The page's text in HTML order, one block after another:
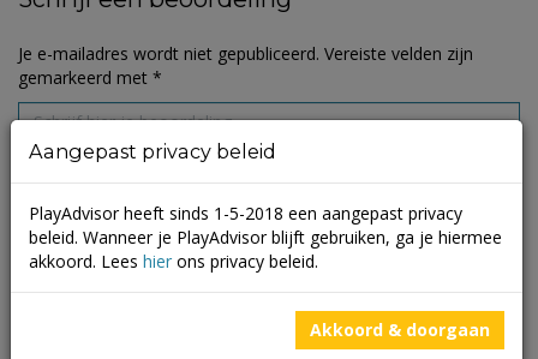
Je e-mailadres wordt niet gepubliceerd. Vereiste velden zijn
gemarkeerd met *
Aangepast privacy beleid
PlayAdvisor heeft sinds 1-5-2018 een aangepast privacy
beleid. Wanneer je PlayAdvisor blijft gebruiken, ga je hiermee
akkoord. Lees hier ons privacy beleid.
Akkoord & doorgaan